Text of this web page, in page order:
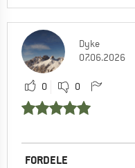
Dyke
07.06.2026
0 0
FORDELE